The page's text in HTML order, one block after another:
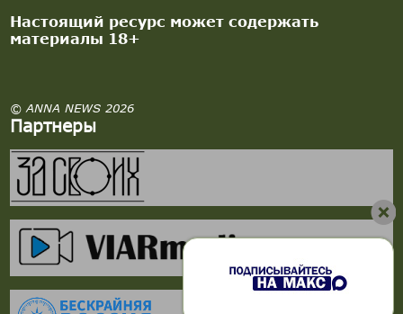
Настоящий ресурс может содержать
материалы 18+
© ANNA NEWS 2026
Партнеры